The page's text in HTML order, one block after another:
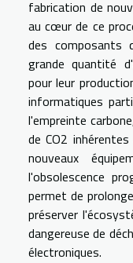
fabrication de
au cœur de ce
des composants
grande quantité
pour leur
informatiques
l'empreinte
de CO2
nouveaux
l'obsolescence
permet de
préserver
dangereuse de
électroniques.